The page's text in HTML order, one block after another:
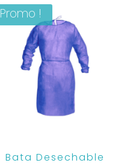
Promo !
Bata Desechable